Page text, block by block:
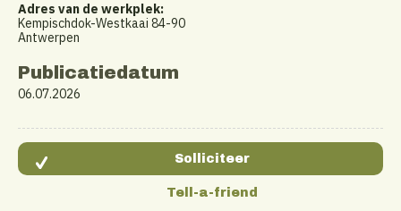
Adres van de werkplek:
Kempischdok-Westkaai 84-90
Antwerpen
Publicatiedatum
06.07.2026